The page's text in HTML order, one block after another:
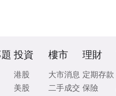
投資
港股
美股
樓市
大市消息
二手成交
理財
定期存款
保險